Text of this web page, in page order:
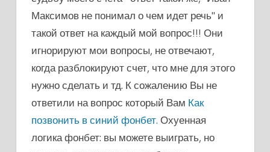
Максимов не понимал о чем идет речь" и
такой ответ на каждый мой вопрос!!! Они
игнорируют мои вопросы, не отвечают,
когда разблокируют счет, что мне для этого
нужно сделать и тд. К сожалению Вы не
ответили на вопрос который Вам Как
позвонить в синий фонбет. Охуенная
логика фонбет: вы можете выиграть, но